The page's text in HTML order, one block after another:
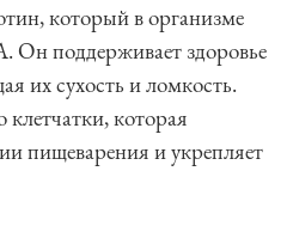
который в организме
Он поддерживает здоровье
их сухость и ломкость.
которая
пищеварения и укрепляет